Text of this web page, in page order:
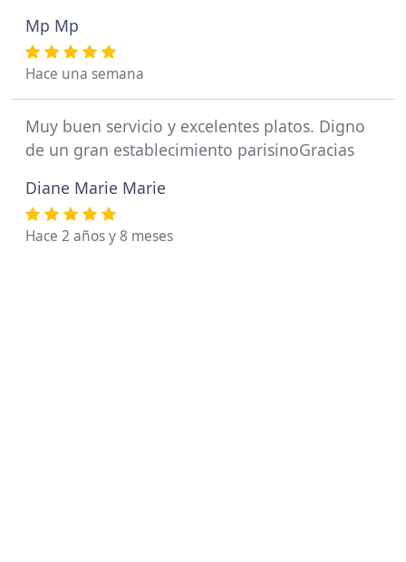
Mp Mp
Hace una semana
Muy buen servicio y excelentes platos. Digno
de un gran establecimiento parisinoGracias
Diane Marie Marie
Hace 2 años y 8 meses